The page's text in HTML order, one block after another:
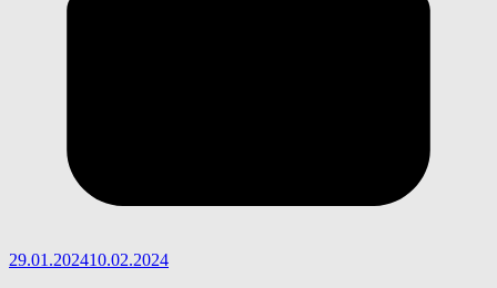
29.01.202410.02.2024